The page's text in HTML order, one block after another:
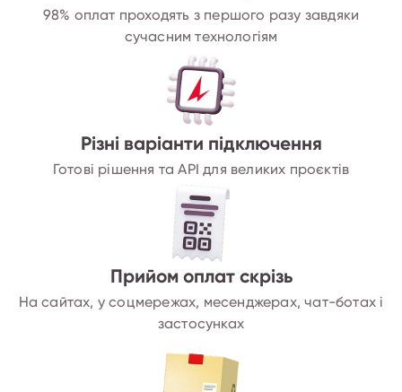
98% оплат проходять з першого разу завдяки
сучасним технологіям
Різні варіанти підключення
Готові рішення та API для великих проєктів
Прийом оплат скрізь
На сайтах, у соцмережах, месенджерах, чат-ботах і
застосунках